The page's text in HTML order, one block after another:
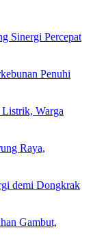
Sinergi Percepat
Penuhi
Warga
Raya,
demi Dongkrak
Gambut,